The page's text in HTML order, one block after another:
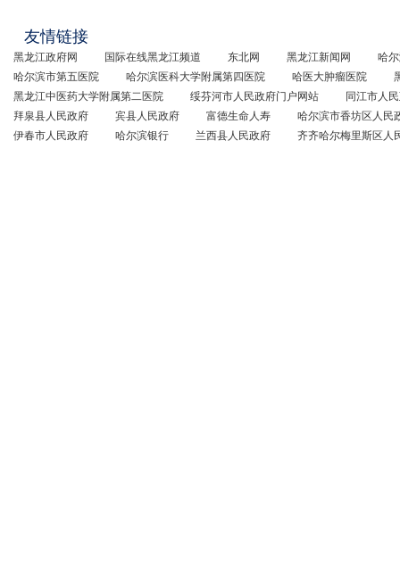
友情链接
黑龙江政府网 国际在线黑龙江频道 东北网 黑龙江新闻网
哈
哈尔滨市第五医院
哈尔滨医科大学附属第四医院 哈医大肿瘤医院
黑龙江中医药大学附属第二医院
绥芬河市人民政府门户网站
同江市人
拜泉县人民政府
宾县人民政府 富德生命人寿
哈尔滨市香坊区人民
伊春市人民政府
哈尔滨银行 兰西县人民政府 齐齐哈尔梅里斯区人